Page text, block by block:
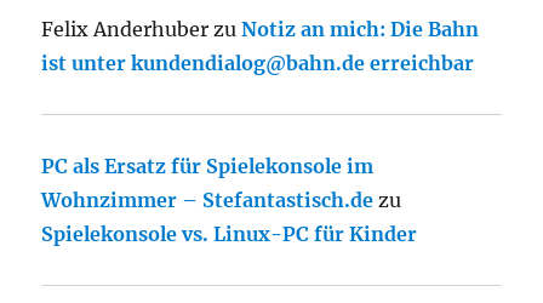
Felix Anderhuber zuNotiz an mich: Die Bahn
ist unter kundendialog@bahn.de erreichbar
PC als Ersatz für Spielekonsole im
Wohnzimmer – Stefantastisch.de zu
Spielekonsole vs. Linux-PC für Kinder